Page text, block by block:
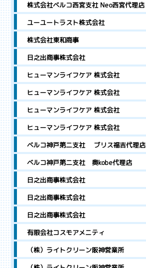
株式会社ベルコ西宮支社 Neo西宮代理店
ユーユートラスト株式会社
株式会社東和商事
日之出商事株式会社
ヒューマンライフケア 株式会社
ヒューマンライフケア 株式会社
ヒューマンライフケア 株式会社
ヒューマンライフケア 株式会社
ベルコ神戸第二支社 ブリス福吉代理店
ベルコ神戸第二支社 奥kobe代理店
日之出商事株式会社
日之出商事株式会社
日之出商事株式会社
有限会社コスモアメニティ
（株）ライトクリーン阪神営業所